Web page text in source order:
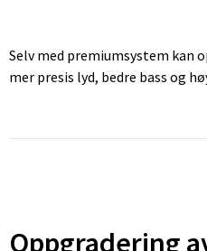
Selv med premiumsystem kan
mer presis lyd, bedre bass og
Oppgradering